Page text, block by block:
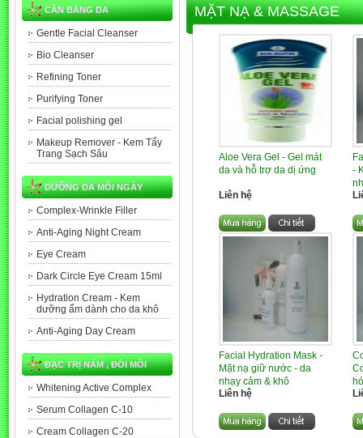
CÂN BẰNG DA
Gentle Facial Cleanser
Bio Cleanser
Refining Toner
Purifying Toner
Facial polishing gel
Makeup Remover - Kem Tẩy
Trang Sạch Sâu
DƯỠNG DA MỖI NGÀY
Complex-Wrinkle Filler
Anti-Aging Night Cream
Eye Cream
Dark Circle Eye Cream 15ml
Hydration Cream - Kem
dưỡng ẩm dành cho da khô
Anti-Aging Day Cream
ĐẶC TRỊ NÁM , ĐỒI MỒI
Whitening Active Complex
Serum Collagen C-10
Cream Collagen C-20
MẶT NẠ & MASSAGE
Aloe Vera Gel - Gel mát
da và hỗ trợ da dị ứng
Liên hệ
-
Facial Hydration Mask -
Mặt nạ giữ nước - da
nhạy cảm & khô
Liên hệ